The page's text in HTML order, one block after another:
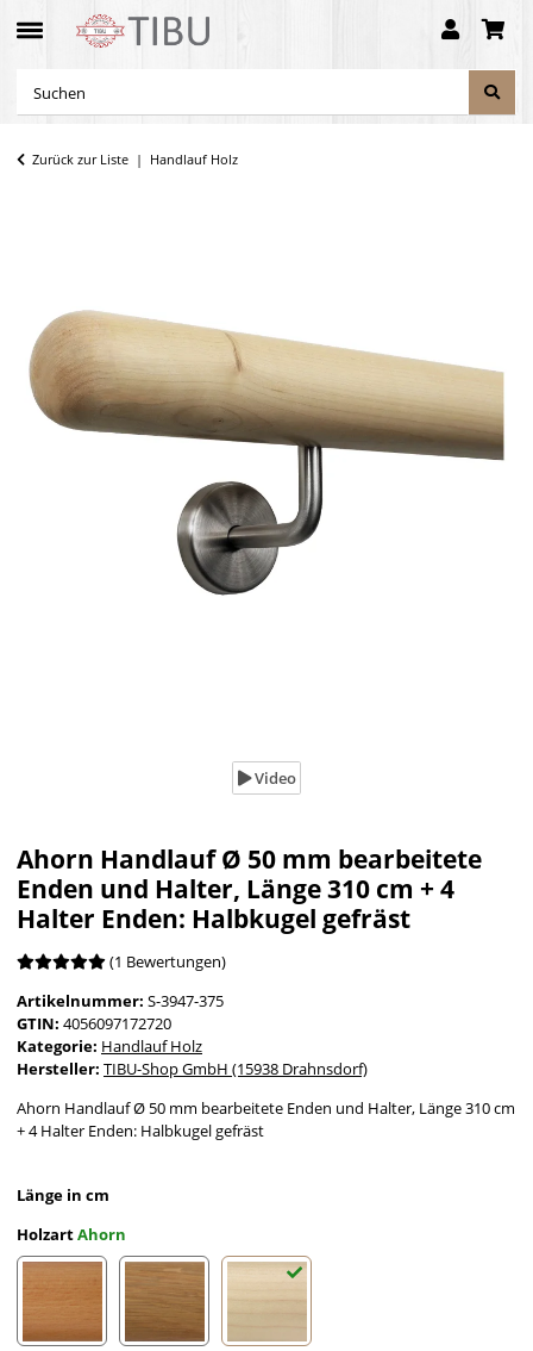
Zurück zur Liste Handlauf Holz
Video
Ahorn Handlauf Ø 50 mm bearbeitete
Enden und Halter, Länge 310 cm + 4
Halter Enden: Halbkugel gefräst
(1 Bewertungen)
Artikelnummer: S-3947-375
GTIN: 4056097172720
Kategorie: Handlauf Holz
Hersteller: TIBU-Shop GmbH (15938 Drahnsdorf)
Ahorn Handlauf Ø 50 mm bearbeitete Enden und Halter, Länge 310 cm
+ 4 Halter Enden: Halbkugel gefräst
Länge in cm
HolzartAhorn